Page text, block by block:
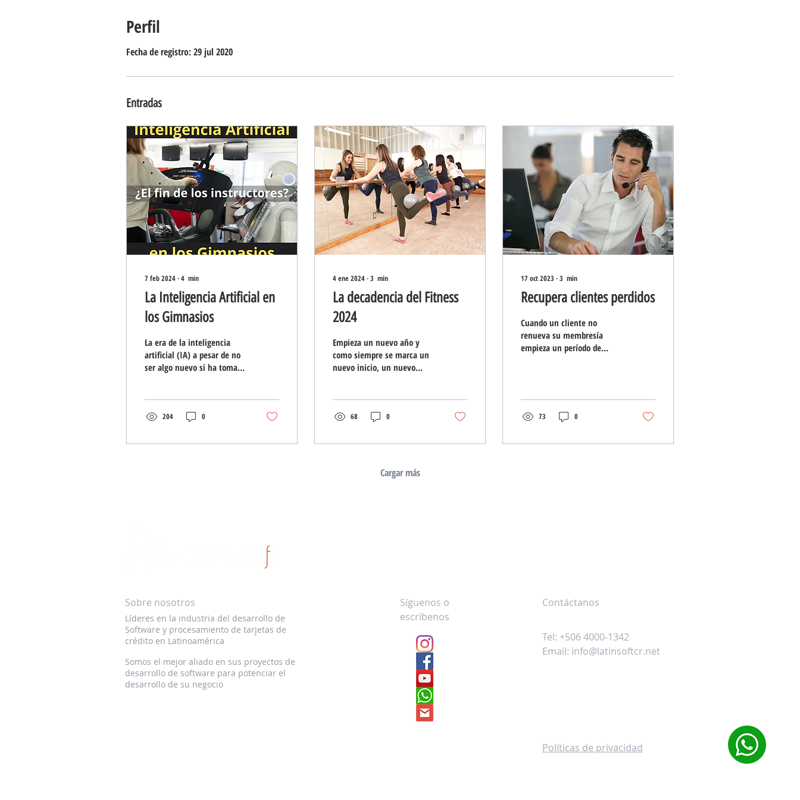
Perfil
Fecha de registro: 29 jul 2020
Entradas
7 feb 2024∙4 min
La Inteligencia Artificial en
los Gimnasios
La era de la inteligencia
artificial (IA) a pesar de no
ser algo nuevo si ha tomado
204 0
4 ene 2024∙3 min
La decadencia del Fitness
2024
Empieza un nuevo año y
como siempre se marca un
nuevo inicio, un nuevo
68 0
17 oct 2023 ∙3 min
Recupera clientes perdidos
Cuando un cliente no
renueva su membresía
empieza un período de
73 0
Cargar más
Sobre nosotros
Líderes en la industria del desarrollo de
Software y procesamiento de tarjetas de
crédito en Latinoamérica
Somos el mejor aliado en sus proyectos de
desarrollo de software para potenciar el
desarrollo de su negocio
Síguenos o
escríbenos
Contáctanos
Tel: +506 4000-1342
Email: info@latinsoftcr.net
Políticas de privacidad